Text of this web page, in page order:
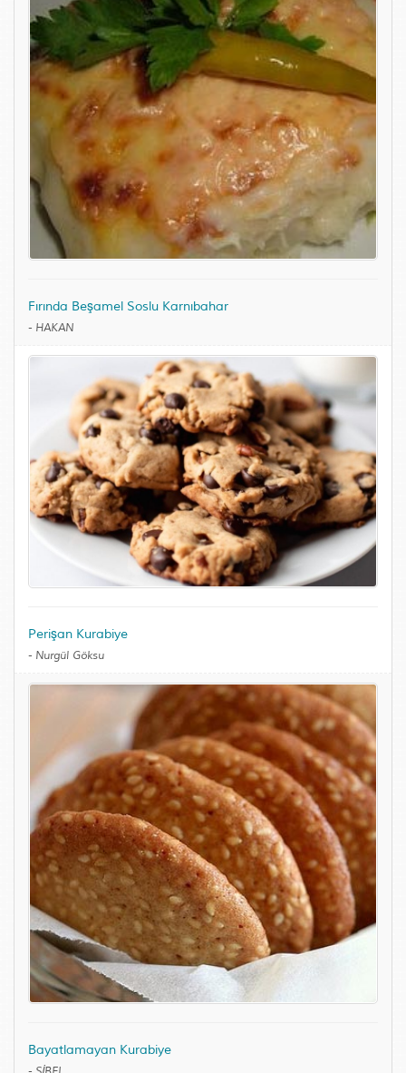
Fırında Beşamel Soslu Karnıbahar
- HAKAN
Perişan Kurabiye
- Nurgül Göksu
Bayatlamayan Kurabiye